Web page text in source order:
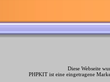
Diese Webseite
PHPKIT ist eine eingetragene